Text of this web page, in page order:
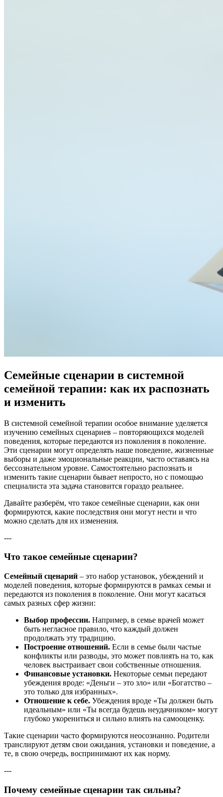
Семейные сценарии в системной
семейной терапии: как их распознать
и изменить
В системной семейной терапии особое внимание уделяется
изучению семейных сценариев – повторяющихся моделей
поведения, которые передаются из поколения в поколение.
Эти сценарии могут определять наше поведение, жизненные
выборы и даже эмоциональные реакции, часто оставаясь на
бессознательном уровне. Самостоятельно распознать и
изменить такие сценарии бывает непросто, но с помощью
специалиста эта задача становится гораздо реальнее.
Давайте разберём, что такое семейные сценарии, как они
формируются, какие последствия они могут нести и что
можно сделать для их изменения.
---
Что такое семейные сценарии?
Семейный сценарий – это набор установок, убеждений и
моделей поведения, которые формируются в рамках семьи и
передаются из поколения в поколение. Они могут касаться
самых разных сфер жизни:
Выбор профессии. Например, в семье врачей может
быть негласное правило, что каждый должен
продолжать эту традицию.
Построение отношений. Если в семье были частые
конфликты или разводы, это может повлиять на то, как
человек выстраивает свои собственные отношения.
Финансовые установки. Некоторые семьи передают
убеждения вроде: «Деньги – это зло» или «Богатство –
это только для избранных».
Отношение к себе. Убеждения вроде «Ты должен быть
идеальным» или «Ты всегда будешь неудачником» могут
глубоко укорениться и сильно влиять на самооценку.
Такие сценарии часто формируются неосознанно. Родители
транслируют детям свои ожидания, установки и поведение, а
те, в свою очередь, воспринимают их как норму.
---
Почему семейные сценарии так сильны?